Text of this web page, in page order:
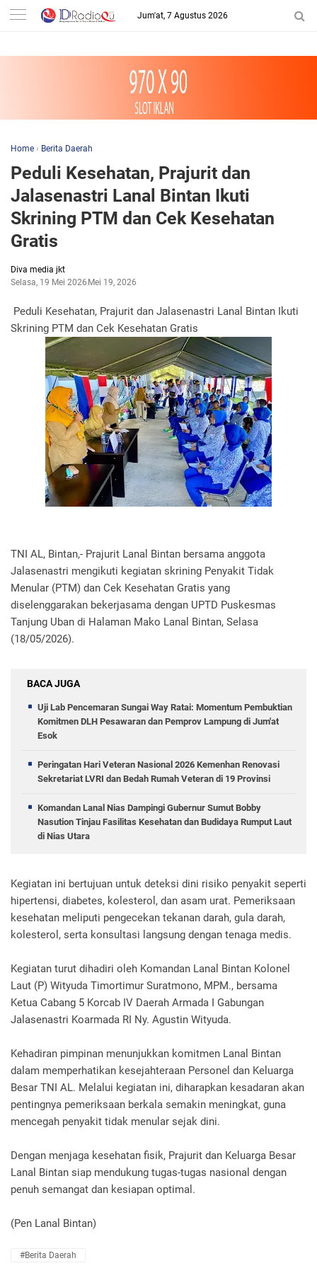
-->
Jum'at, 7 Agustus 2026
Home › Berita Daerah
Peduli Kesehatan, Prajurit dan
Jalasenastri Lanal Bintan Ikuti
Skrining PTM dan Cek Kesehatan
Gratis
Diva media jkt
Selasa, 19 Mei 2026 Mei 19, 2026
Peduli Kesehatan, Prajurit dan Jalasenastri Lanal Bintan Ikuti
Skrining PTM dan Cek Kesehatan Gratis
TNI AL, Bintan,- Prajurit Lanal Bintan bersama anggota
Jalasenastri mengikuti kegiatan skrining Penyakit Tidak
Menular (PTM) dan Cek Kesehatan Gratis yang
diselenggarakan bekerjasama dengan UPTD Puskesmas
Tanjung Uban di Halaman Mako Lanal Bintan, Selasa
(18/05/2026).
BACA JUGA
Uji Lab Pencemaran Sungai Way Ratai: Momentum Pembuktian
Komitmen DLH Pesawaran dan Pemprov Lampung di Jum'at
Esok
Peringatan Hari Veteran Nasional 2026 Kemenhan Renovasi
Sekretariat LVRI dan Bedah Rumah Veteran di 19 Provinsi
Komandan Lanal Nias Dampingi Gubernur Sumut Bobby
Nasution Tinjau Fasilitas Kesehatan dan Budidaya Rumput Laut
di Nias Utara
Kegiatan ini bertujuan untuk deteksi dini risiko penyakit seperti
hipertensi, diabetes, kolesterol, dan asam urat. Pemeriksaan
kesehatan meliputi pengecekan tekanan darah, gula darah,
kolesterol, serta konsultasi langsung dengan tenaga medis.
Kegiatan turut dihadiri oleh Komandan Lanal Bintan Kolonel
Laut (P) Wityuda Timortimur Suratmono, MPM., bersama
Ketua Cabang 5 Korcab IV Daerah Armada I Gabungan
Jalasenastri Koarmada RI Ny. Agustin Wityuda.
Kehadiran pimpinan menunjukkan komitmen Lanal Bintan
dalam memperhatikan kesejahteraan Personel dan Keluarga
Besar TNI AL. Melalui kegiatan ini, diharapkan kesadaran akan
pentingnya pemeriksaan berkala semakin meningkat, guna
mencegah penyakit tidak menular sejak dini.
Dengan menjaga kesehatan fisik, Prajurit dan Keluarga Besar
Lanal Bintan siap mendukung tugas-tugas nasional dengan
penuh semangat dan kesiapan optimal.
(Pen Lanal Bintan)
#Berita Daerah